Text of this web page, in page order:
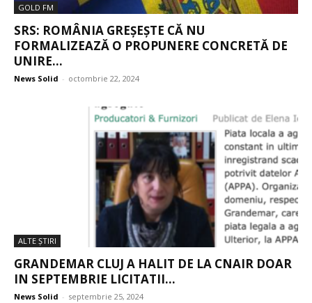
GOLD FM
SRS: ROMÂNIA GREȘEȘTE CĂ NU
FORMALIZEAZĂ O PROPUNERE CONCRETĂ DE
UNIRE...
News Solid - octombrie 22, 2024
ALTE ŞTIRI
GRANDEMAR CLUJ A HALIT DE LA CNAIR DOAR
IN SEPTEMBRIE LICITATII...
News Solid - septembrie 25, 2024